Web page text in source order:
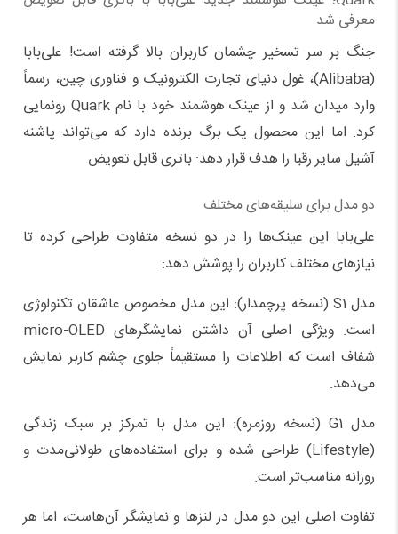
معرفی شد
جنگ بر سر تسخیر چشمان کاربران بالا گرفته است! علی‌بابا
(Alibaba)، غول دنیای تجارت الکترونیک و فناوری چین، رسماً
وارد میدان شد و از عینک هوشمند خود با نام Quark رونمایی
کرد. اما این محصول یک برگ برنده دارد که می‌تواند پاشنه
آشیل سایر رقبا را هدف قرار دهد: باتری قابل تعویض.
دو مدل برای سلیقه‌های مختلف
علی‌بابا این عینک‌ها را در دو نسخه متفاوت طراحی کرده تا
نیازهای مختلف کاربران را پوشش دهد:
مدل S1 (نسخه پرچمدار): این مدل مخصوص عاشقان تکنولوژی
است. ویژگی اصلی آن داشتن نمایشگرهای micro-OLED
شفاف است که اطلاعات را مستقیماً جلوی چشم کاربر نمایش
می‌دهد.
مدل G1 (نسخه روزمره): این مدل با تمرکز بر سبک زندگی
(Lifestyle) طراحی شده و برای استفاده‌های طولانی‌مدت و
روزانه مناسب‌تر است.
تفاوت اصلی این دو مدل در لنزها و نمایشگر آن‌هاست، اما هر